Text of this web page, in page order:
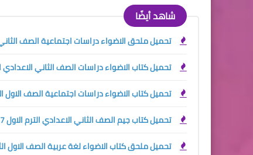
شاهد أيضًا
تحميل ملحق الاضواء دراسات اجتماعية الصف الثاني
تحميل كتاب الاضواء دراسات الصف الثاني الاعدادي
تحميل كتاب الاضواء دراسات اجتماعية الصف الاول
تحميل كتاب جيم الصف الثاني الاعدادي الترم الاول 2027
تحميل ملحق كتاب الاضواء لغة عربية الصف الاول